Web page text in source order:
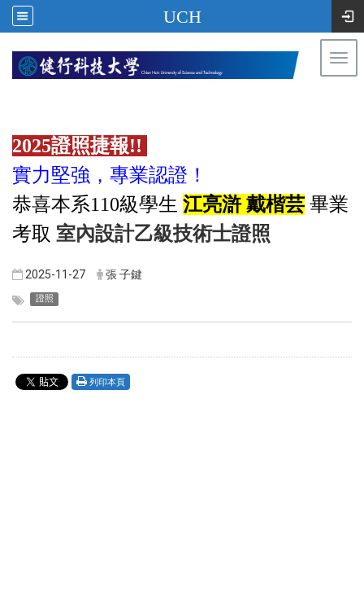
UCH
2025證照捷報!!
實力堅強 ， 專業認證 ！
恭喜本系110級學生 江亮滸 戴楷芸 畢業
考取 室內設計乙級技術士證照
2025-11-27 張 子鍵
證照
列印本頁